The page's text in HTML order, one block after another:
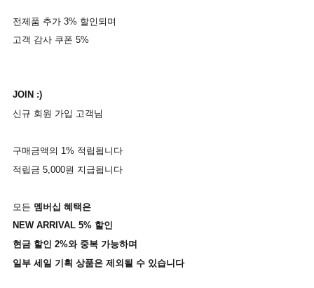
전제품 추가 3% 할인되며
고객 감사 쿠폰 5%
JOIN :)
신규 회원 가입 고객님
구매금액의 1% 적립됩니다
적립금 5,000원 지급됩니다
모든 멤버십 혜택은
NEW ARRIVAL 5% 할인
현금 할인 2%와 중복 가능하며
일부 세일 기획 상품은 제외될 수 있습니다